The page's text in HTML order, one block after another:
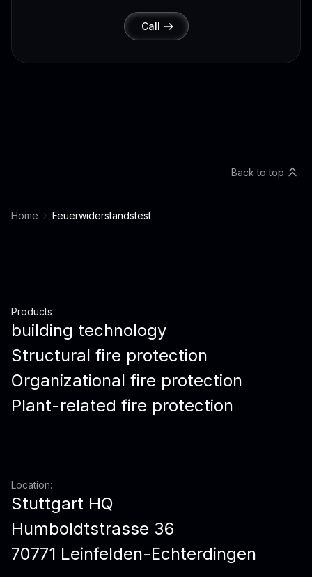
Call
Home Feuerwiderstandstest
Back to top
Products
building technology
Structural fire protection
Organizational fire protection
Plant-related fire protection
Location:
Stuttgart HQ
Humboldtstrasse 36
70771 Leinfelden-Echterdingen